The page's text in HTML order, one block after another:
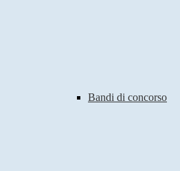
Bandi di concorso